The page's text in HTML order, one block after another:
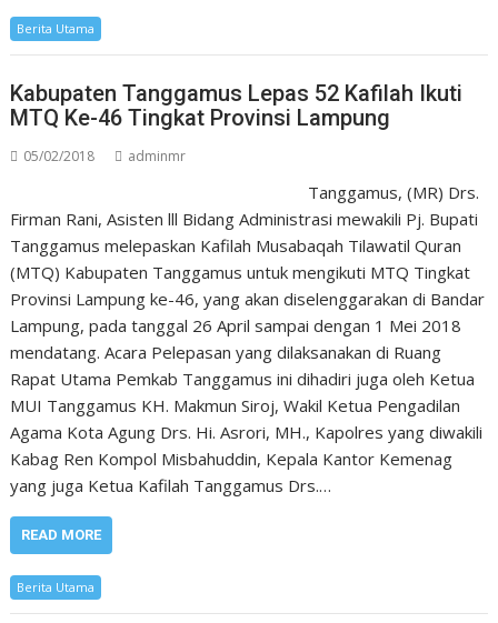
Berita Utama
Kabupaten Tanggamus Lepas 52 Kafilah Ikuti
MTQ Ke-46 Tingkat Provinsi Lampung
05/02/2018 adminmr
Tanggamus, (MR) Drs.
Firman Rani, Asisten lll Bidang Administrasi mewakili Pj. Bupati
Tanggamus melepaskan Kafilah Musabaqah Tilawatil Quran
(MTQ) Kabupaten Tanggamus untuk mengikuti MTQ Tingkat
Provinsi Lampung ke-46, yang akan diselenggarakan di Bandar
Lampung, pada tanggal 26 April sampai dengan 1 Mei 2018
mendatang. Acara Pelepasan yang dilaksanakan di Ruang
Rapat Utama Pemkab Tanggamus ini dihadiri juga oleh Ketua
MUI Tanggamus KH. Makmun Siroj, Wakil Ketua Pengadilan
Agama Kota Agung Drs. Hi. Asrori, MH., Kapolres yang diwakili
Kabag Ren Kompol Misbahuddin, Kepala Kantor Kemenag
yang juga Ketua Kafilah Tanggamus Drs.…
READ MORE
Berita Utama